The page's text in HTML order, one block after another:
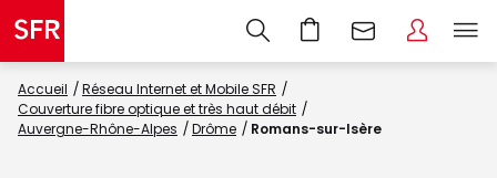
Accueil
Réseau Internet et Mobile SFR
Couverture fibre optique et très haut débit
Auvergne-Rhône-Alpes
Drôme Romans-sur-Isère